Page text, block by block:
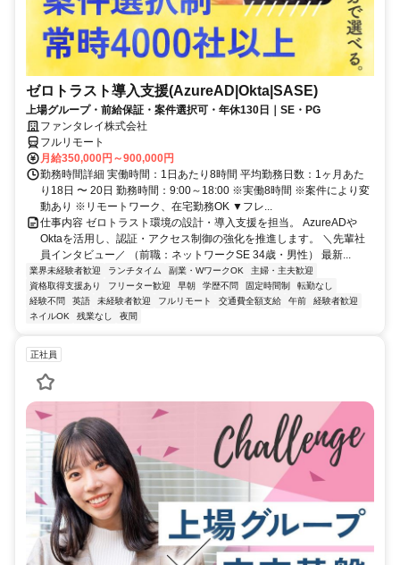
ゼロトラスト導入支援(AzureAD|Okta|SASE)
上場グループ・前給保証・案件選択可・年休130日｜SE・PG
ファンタレイ株式会社
フルリモート
月給350,000円～900,000円
勤務時間詳細 実働時間：1日あたり8時間 平均勤務日数：1ヶ月あた
り18日 〜 20日 勤務時間：9:00～18:00 ※実働8時間 ※案件により変
動あり ※リモートワーク、在宅勤務OK ▼フレ...
仕事内容 ゼロトラスト環境の設計・導入支援を担当。 AzureADや
Oktaを活用し、認証・アクセス制御の強化を推進します。 ＼先輩社
員インタビュー／ （前職：ネットワークSE 34歳・男性） 最新...
業界未経験者歓迎 ランチタイム 副業・WワークOK
主婦・主夫歓迎
資格取得支援あり
フリーター歓迎 早朝 学歴不問 固定時間制
転勤なし
経験不問
英語 未経験者歓迎 フルリモート 交通費全額支給 午前
経験者歓迎
ネイルOK
残業なし 夜間
正社員